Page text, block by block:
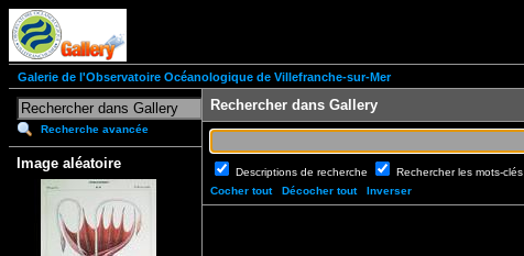
Galerie de l'Observatoire Océanologique de Villefranche-sur-Mer
Recherche avancée
Image aléatoire
Rechercher dans Gallery
Descriptions de recherche Rechercher les mots-clés
Cocher tout
Décocher tout Inverser